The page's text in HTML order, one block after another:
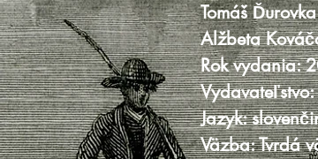
Tomáš
Alžbeta
Rok vydania:
Jazyk:
Väzba: Tvrdá